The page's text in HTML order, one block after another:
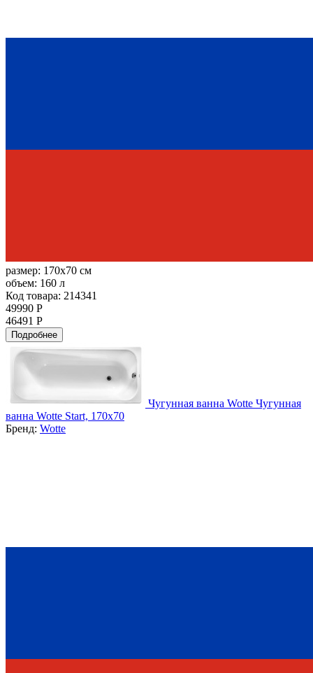
размер: 170x70 см
объем: 160 л
Код товара: 214341
49990 Р
46491 Р
Подробнее
Чугунная ванна Wotte Чугунная
ванна Wotte Start, 170x70
Бренд: Wotte